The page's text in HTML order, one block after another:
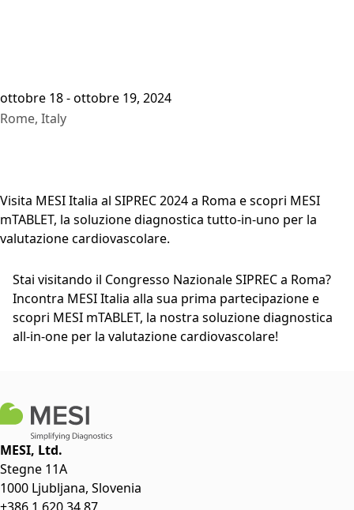
ottobre 18 - ottobre 19, 2024
Rome, Italy
Visita MESI Italia al SIPREC 2024 a Roma e scopri MESI
mTABLET, la soluzione diagnostica tutto-in-uno per la
valutazione cardiovascolare.
Stai visitando il Congresso Nazionale SIPREC a Roma?
Incontra MESI Italia alla sua prima partecipazione e
scopri MESI mTABLET, la nostra soluzione diagnostica
all-in-one per la valutazione cardiovascolare!
MESI, Ltd.
Stegne 11A
1000 Ljubljana, Slovenia